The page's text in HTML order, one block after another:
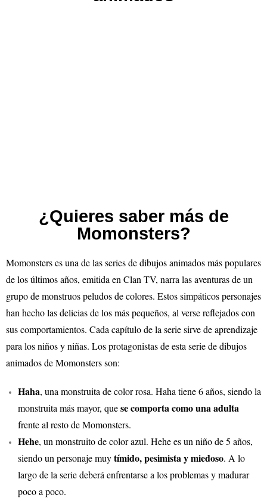
¿Quieres saber más de
Momonsters?
Momonsters es una de las series de dibujos animados más populares
de los últimos años, emitida en Clan TV, narra las aventuras de un
grupo de monstruos peludos de colores. Estos simpáticos personajes
han hecho las delicias de los más pequeños, al verse reflejados con
sus comportamientos. Cada capítulo de la serie sirve de aprendizaje
para los niños y niñas. Los protagonistas de esta serie de dibujos
animados de Momonsters son:
Haha, una monstruita de color rosa. Haha tiene 6 años, siendo la
monstruita más mayor, quese comporta como una adulta
frente al resto de Momonsters.
Hehe, un monstruito de color azul. Hehe es un niño de 5 años,
siendo un personaje muytímido, pesimista y miedoso. A lo
largo de la serie deberá enfrentarse a los problemas y madurar
poco a poco.